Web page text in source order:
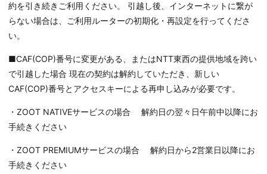
約を引き続きご利用ください。 引越し後、インターネットに繋が
らない場合は、ご利用ルーターの初期化・再設定を行ってくださ
い。
■CAF(COP)番号に変更がある、またはNTT東西の提供地域を跨い
で引越した場合 現在の契約は解約していただき、新しい
CAF(COP)番号とアクセスキーによる再申し込みが必要です。
・ZOOT NATIVEサービスの場合 解約日の翌々日午前中以降にお
手続きください
・ZOOT PREMIUMサービスの場合 解約日から2営業日以降にお
手続きください